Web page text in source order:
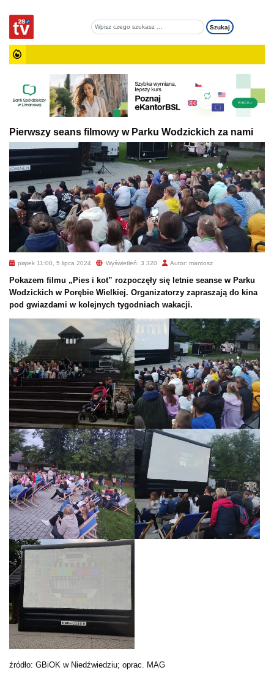
Pierwszy seans filmowy w Parku Wodzickich za nami
piątek 11:00, 5 lipca 2024 Wyświetleń: 3 320 Autor: mantosz
Pokazem filmu „Pies i kot” rozpoczęły się letnie seanse w Parku
Wodzickich w Porębie Wielkiej. Organizatorzy zapraszają do kina
pod gwiazdami w kolejnych tygodniach wakacji.
źródło: GBiOK w Niedźwiedziu; oprac. MAG